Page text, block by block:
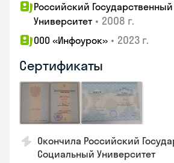
Российский
Университет • 2008 г.
ООО «Инфоурок» • 2023 г.
Сертификаты
Окончила Российский
Социальный Университет